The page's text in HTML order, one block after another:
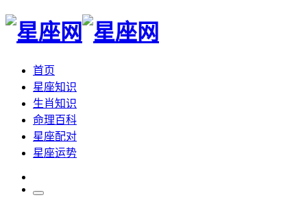
首页
星座知识
生肖知识
命理百科
星座配对
星座运势